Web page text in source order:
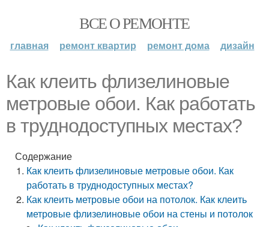
ВСЕ О РЕМОНТЕ
главная ремонт квартир ремонт дома дизайн
Как клеить флизелиновые
метровые обои. Как работать
в труднодоступных местах?
Содержание
Как клеить флизелиновые метровые обои. Как
работать в труднодоступных местах?
Как клеить метровые обои на потолок. Как клеить
метровые флизелиновые обои на стены и потолок